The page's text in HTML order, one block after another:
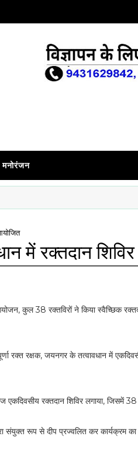
मनोरंजन
में रक्तदान
कुल 38 रक्तविरों ने किया स्वैच्छिक
रक्त रक्षक, जयनगर के तत्वावधान में
एकदिवसीय रक्तदान शिविर लगाया, जिसमें
संयुक्त रूप से दीप प्रज्वलित कर कार्यक्रम